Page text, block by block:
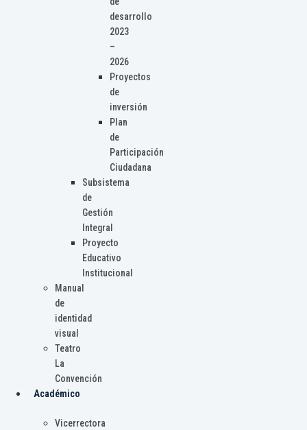
desarrollo
2023
–
2026
Proyectos
de
inversión
Plan
de
Participación
Ciudadana
Subsistema
de
Gestión
Integral
Proyecto
Educativo
Institucional
Manual
de
identidad
visual
Teatro
La
Convención
Académico
Vicerrectora